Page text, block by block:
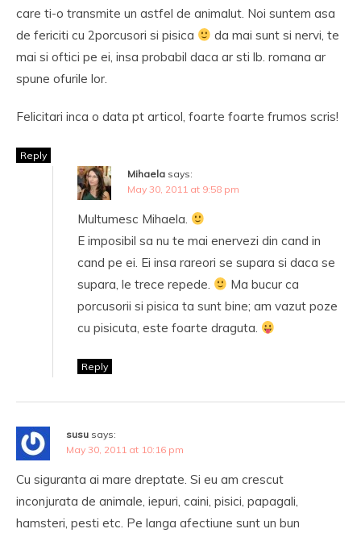
care ti-o transmite un astfel de animalut. Noi suntem asa
de fericiti cu 2porcusori si pisica
da mai sunt si nervi, te
mai si oftici pe ei, insa probabil daca ar sti lb. romana ar
spune ofurile lor.
Felicitari inca o data pt articol, foarte foarte frumos scris!
Reply
Mihaela says:
May 30, 2011 at 9:58 pm
Multumesc Mihaela.
E imposibil sa nu te mai enervezi din cand in
cand pe ei. Ei insa rareori se supara si daca se
supara, le trece repede.
Ma bucur ca
porcusorii si pisica ta sunt bine; am vazut poze
cu pisicuta, este foarte draguta.
Reply
susu says:
May 30, 2011 at 10:16 pm
Cu siguranta ai mare dreptate. Si eu am crescut
inconjurata de animale, iepuri, caini, pisici, papagali,
hamsteri, pesti etc. Pe langa afectiune sunt un bun